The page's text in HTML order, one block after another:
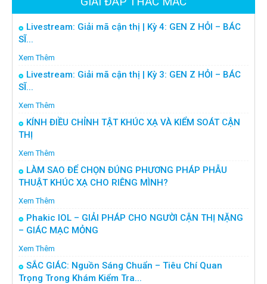
Livestream: Giải mã cận thị | Kỳ 4: GEN Z HỎI – BÁC
SĨ...
Xem Thêm
Livestream: Giải mã cận thị | Kỳ 3: GEN Z HỎI – BÁC
SĨ...
Xem Thêm
KÍNH ĐIỀU CHỈNH TẬT KHÚC XẠ VÀ KIỂM SOÁT CẬN
THỊ
Xem Thêm
LÀM SAO ĐỂ CHỌN ĐÚNG PHƯƠNG PHÁP PHẪU
THUẬT KHÚC XẠ CHO RIÊNG MÌNH?
Xem Thêm
Phakic IOL – GIẢI PHÁP CHO NGƯỜI CẬN THỊ NẶNG
– GIÁC MẠC MỎNG
Xem Thêm
SẮC GIÁC: Nguồn Sáng Chuẩn – Tiêu Chí Quan
Trọng Trong Khám Kiểm Tra...